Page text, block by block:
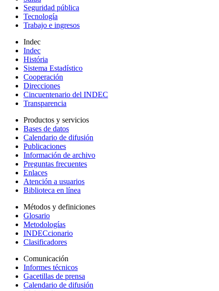
Seguridad pública
Tecnología
Trabajo e ingresos
Indec
Indec
História
Sistema Estadístico
Cooperación
Direcciones
Cincuentenario del INDEC
Transparencia
Productos y servicios
Bases de datos
Calendario de difusión
Publicaciones
Información de archivo
Preguntas frecuentes
Enlaces
Atención a usuarios
Biblioteca en línea
Métodos y definiciones
Glosario
Metodologías
INDECcionario
Clasificadores
Comunicación
Informes técnicos
Gacetillas de prensa
Calendario de difusión